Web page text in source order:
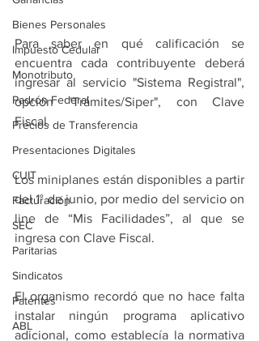
Bienes Personales
Impuesto Cedular
Monotributo
Padrón Federal
Precios de Transferencia
Presentaciones Digitales
CUIT
Facturación
SEC
Paritarias
Sindicatos
Patentes
ABL
Para saber en qué calificación se
encuentra cada contribuyente deberá
ingresar al servicio "Sistema Registral",
opción "Trámites/Siper", con Clave
Fiscal.
Los miniplanes están disponibles a partir
del 1° de junio, por medio del servicio on
line de “Mis Facilidades”, al que se
ingresa con Clave Fiscal.
El organismo recordó que no hace falta
instalar ningún programa aplicativo
adicional, como establecía la normativa